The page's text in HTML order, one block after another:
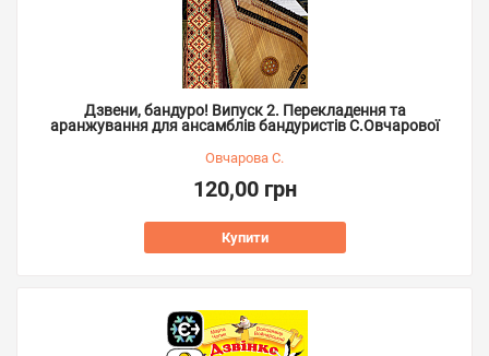
Дзвени, бандуро! Випуск 2. Перекладення та
аранжування для ансамблів бандуристів С.Овчарової
Овчарова С.
120,00 грн
Купити